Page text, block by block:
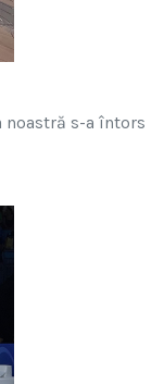
noastră s-a întors